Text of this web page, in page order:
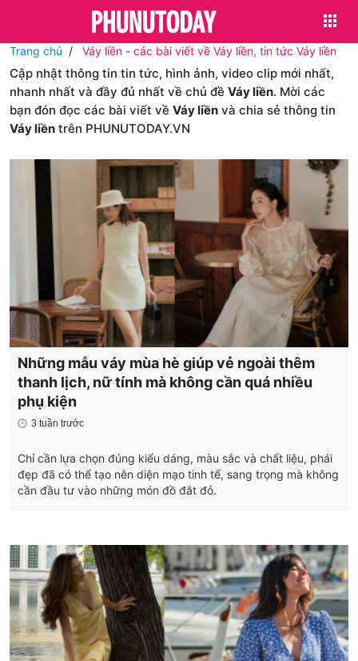
Trang chủ Váy liền - các bài viết về Váy liền, tin tức Váy liền
Cập nhật thông tin tin tức, hình ảnh, video clip mới nhất,
nhanh nhất và đầy đủ nhất về chủ đề Váy liền. Mời các
bạn đón đọc các bài viết về Váy liền và chia sẻ thông tin
Váy liền trên PHUNUTODAY.VN
Những mẫu váy mùa hè giúp vẻ ngoài thêm
thanh lịch, nữ tính mà không cần quá nhiều
phụ kiện
3 tuần trước
Chỉ cần lựa chọn đúng kiểu dáng, màu sắc và chất liệu, phái
đẹp đã có thể tạo nên diện mạo tinh tế, sang trọng mà không
cần đầu tư vào những món đồ đắt đỏ.